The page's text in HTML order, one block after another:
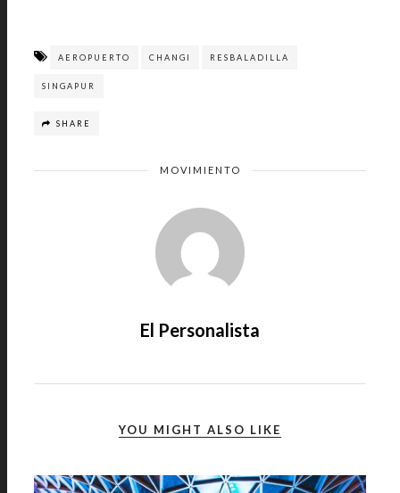
AEROPUERTO CHANGI RESBALADILLA
SINGAPUR
SHARE
MOVIMIENTO
El Personalista
YOU MIGHT ALSO LIKE